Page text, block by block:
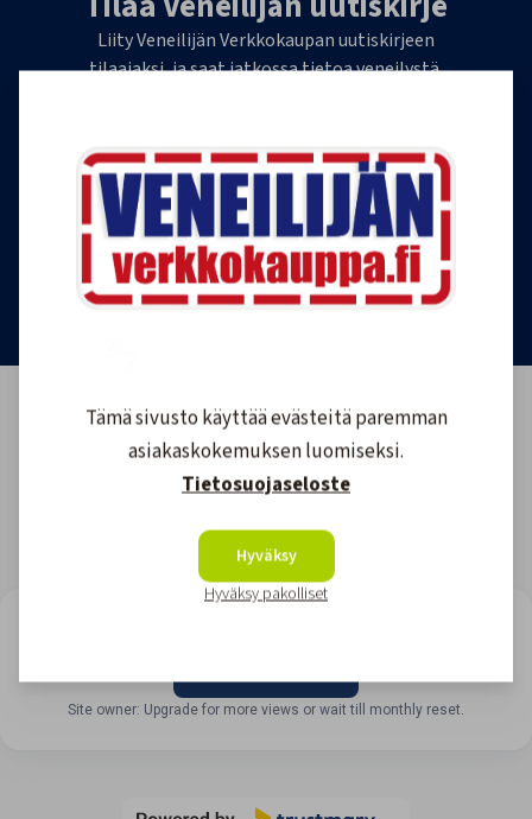
Liity Veneilijän Verkkokaupan uutiskirjeen
tilaajaksi, ja saat jatkossa tietoa veneilystä,
uutiskirjettä kuukaudessa. Voit perua uutiskirjeen
tilauksen milloin tahansa.
Tilaa uutiskirje
Site owner: Upgrade for more views or wait till monthly reset.
Tämä sivusto käyttää evästeitä paremman
asiakaskokemuksen luomiseksi.
Tietosuojaseloste
Hyväksy
Hyväksy pakolliset